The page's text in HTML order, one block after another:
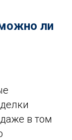
ли
в том